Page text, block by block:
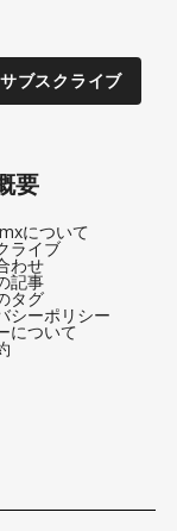
サブスクライブ
要
について
ライブ
わせ
記事
タグ
シーポリシー
について